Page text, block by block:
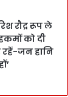
रौद्र रूप ले
को दी
रहें-जन हानि